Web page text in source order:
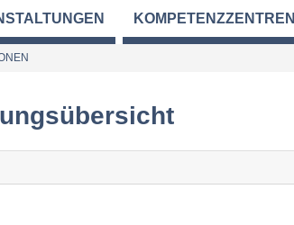
KOMPETENZZENTREN